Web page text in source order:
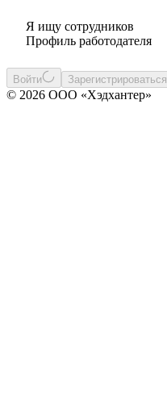
Я ищу сотрудников
Профиль работодателя
Войти Зарегистрироваться
© 2026 ООО «Хэдхантер»